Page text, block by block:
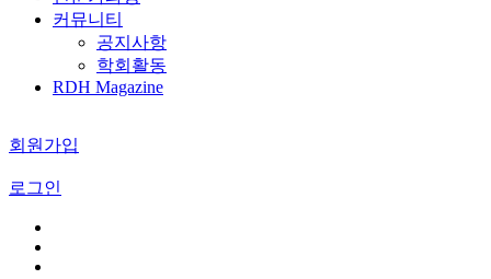
커뮤니티
공지사항
학회활동
RDH Magazine
회원가입
로그인